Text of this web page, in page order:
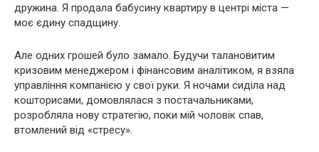
дружина. Я продала бабусину квартиру в центрі міста —
моє єдину спадщину.
Але одних грошей було замало. Будучи талановитим
кризовим менеджером і фінансовим аналітиком, я взяла
управління компанією у свої руки. Я ночами сиділа над
кошторисами, домовлялася з постачальниками,
розробляла нову стратегію, поки мій чоловік спав,
втомлений від «стресу».